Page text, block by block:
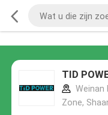
TID
Weinan
Zone,